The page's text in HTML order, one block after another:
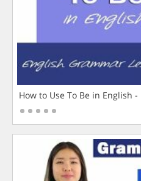
How to Use To Be in English